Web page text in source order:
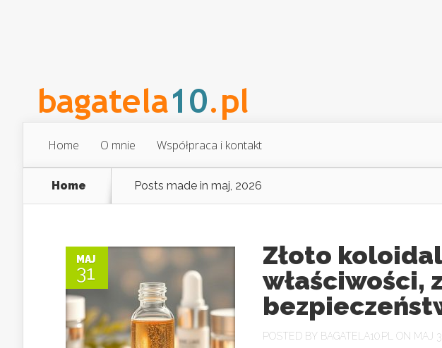
Home O mnie Współpraca i kontakt
Home Posts made in maj, 2026
MAJ
31
Złoto
właściwości,
POSTED BY BAGATELA10.PL ON MAJ